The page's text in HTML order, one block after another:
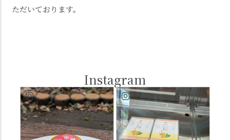
ただいております。
Instagram